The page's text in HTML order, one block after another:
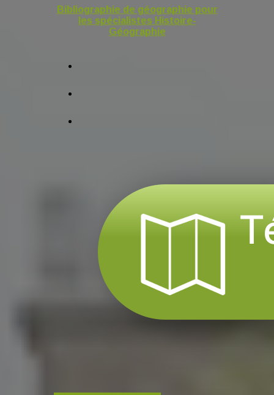
Bibliographie de géographie pour
les spécialistes Histoire-
Géographie